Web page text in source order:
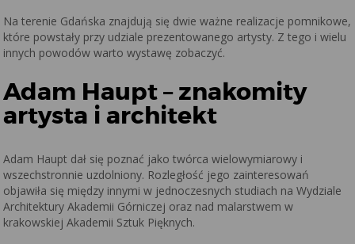
Na terenie Gdańska znajdują się dwie ważne realizacje pomnikowe,
które powstały przy udziale prezentowanego artysty. Z tego i wielu
innych powodów warto wystawę zobaczyć.
Adam Haupt – znakomity
artysta i architekt
Adam Haupt dał się poznać jako twórca wielowymiarowy i
wszechstronnie uzdolniony. Rozległość jego zainteresowań
objawiła się między innymi w jednoczesnych studiach na Wydziale
Architektury Akademii Górniczej oraz nad malarstwem w
krakowskiej Akademii Sztuk Pięknych.